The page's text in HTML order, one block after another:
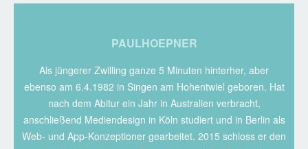
PAULHOEPNER
Als jüngerer Zwilling ganze 5 Minuten hinterher, aber
ebenso am 6.4.1982 in Singen am Hohentwiel geboren. Hat
nach dem Abitur ein Jahr in Australien verbracht,
anschließend Mediendesign in Köln studiert und in Berlin als
Web- und App-Konzeptioner gearbeitet. 2015 schloss er den